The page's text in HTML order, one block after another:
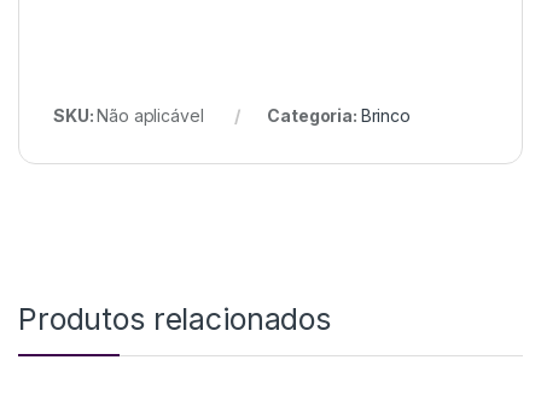
SKU:Não aplicável Categoria: Brinco
Produtos relacionados